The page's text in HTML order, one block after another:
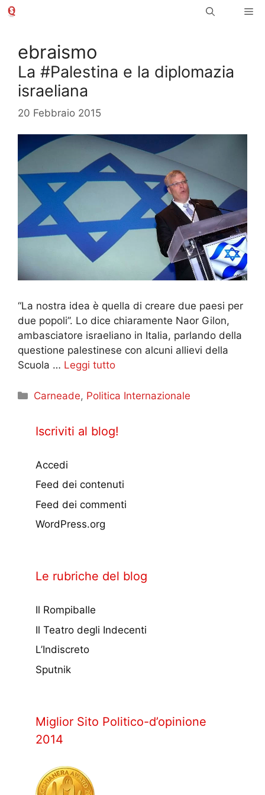
Vai
ebraismo
La #Palestina e la diplomazia
israeliana
20 Febbraio 2015
“La nostra idea è quella di creare due paesi per
due popoli”. Lo dice chiaramente Naor Gilon,
ambasciatore israeliano in Italia, parlando della
questione palestinese con alcuni allievi della
Scuola … Leggi tutto
Categorie
Carneade, Politica Internazionale
Iscriviti al blog!
Accedi
Feed dei contenuti
Feed dei commenti
WordPress.org
Le rubriche del blog
Il Rompiballe
Il Teatro degli Indecenti
L’Indiscreto
Sputnik
Miglior Sito Politico-d’opinione
2014